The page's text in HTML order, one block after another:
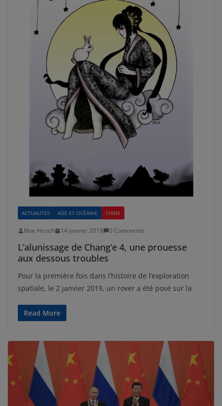
ACTUALITÉS ASIE ET OCÉANIE CHINE
Noe Hirsch 14 janvier 2019 0 Comments
L’alunissage de Chang’e 4, une prouesse
aux dessous troubles
Pour la première fois dans l’histoire de l’exploration
spatiale, le 2 janvier 2019, un rover a été posé sur la
Read More